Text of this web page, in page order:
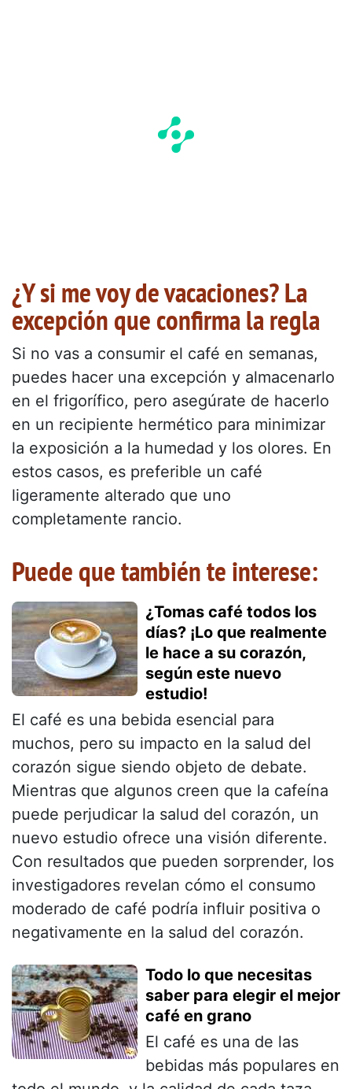
¿Y si me voy de vacaciones? La
excepción que confirma la regla
Si no vas a consumir el café en semanas,
puedes hacer una excepción y almacenarlo
en el frigorífico, pero asegúrate de hacerlo
en un recipiente hermético para minimizar
la exposición a la humedad y los olores. En
estos casos, es preferible un café
ligeramente alterado que uno
completamente rancio.
Puede que también te interese:
¿Tomas café todos los
días? ¡Lo que realmente
le hace a su corazón,
según este nuevo
estudio!
El café es una bebida esencial para
muchos, pero su impacto en la salud del
corazón sigue siendo objeto de debate.
Mientras que algunos creen que la cafeína
puede perjudicar la salud del corazón, un
nuevo estudio ofrece una visión diferente.
Con resultados que pueden sorprender, los
investigadores revelan cómo el consumo
moderado de café podría influir positiva o
negativamente en la salud del corazón.
Todo lo que necesitas
saber para elegir el mejor
café en grano
El café es una de las
bebidas más populares en